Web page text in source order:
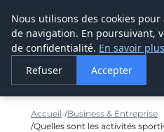
LE
Accueil Business & Entreprise
Quelles sont les activités
Nous utilisons des cookies
de navigation. En poursuivant,
de confidentialité. En savoir plus
Refuser
Accepter